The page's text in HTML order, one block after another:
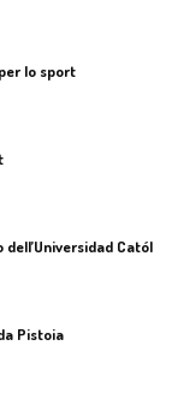
lo sport
Pistoia